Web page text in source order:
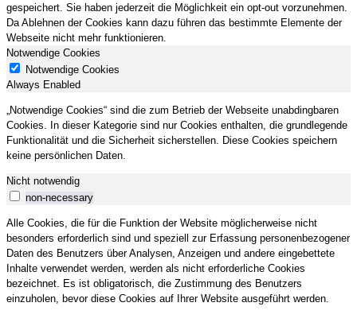
gespeichert. Sie haben jederzeit die Möglichkeit ein opt-out vorzunehmen.
Da Ablehnen der Cookies kann dazu führen das bestimmte Elemente der
Webseite nicht mehr funktionieren.
Notwendige Cookies
Notwendige Cookies
Always Enabled
„Notwendige Cookies“ sind die zum Betrieb der Webseite unabdingbaren
Cookies. In dieser Kategorie sind nur Cookies enthalten, die grundlegende
Funktionalität und die Sicherheit sicherstellen. Diese Cookies speichern
keine persönlichen Daten.
Nicht notwendig
non-necessary
Alle Cookies, die für die Funktion der Website möglicherweise nicht
besonders erforderlich sind und speziell zur Erfassung personenbezogener
Daten des Benutzers über Analysen, Anzeigen und andere eingebettete
Inhalte verwendet werden, werden als nicht erforderliche Cookies
bezeichnet. Es ist obligatorisch, die Zustimmung des Benutzers
einzuholen, bevor diese Cookies auf Ihrer Website ausgeführt werden.